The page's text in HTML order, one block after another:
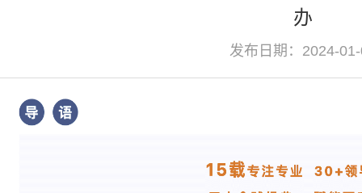
办
发布日期：2024-